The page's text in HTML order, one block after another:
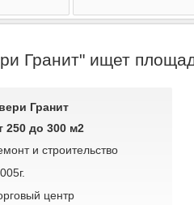
Гранит" ищет
Гранит
250 до 300 м2
и строительство
центр